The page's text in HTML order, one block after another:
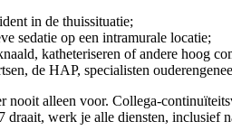
in de thuissituatie;
sedatie op een intramurale locatie;
katheteriseren of andere hoog
de HAP, specialisten
nooit alleen voor. Collega-
draait, werk je alle diensten, inclusief